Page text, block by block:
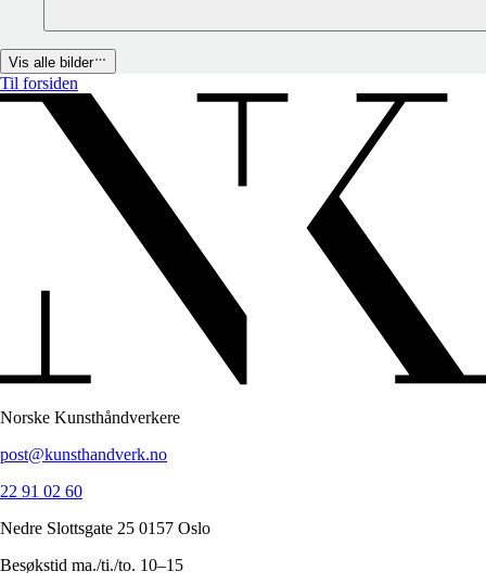
Vis alle bilder
Til forsiden
Norske Kunsthåndverkere
post@kunsthandverk.no
22 91 02 60
Nedre Slottsgate 25 0157 Oslo
Besøkstid ma./ti./to. 10–15